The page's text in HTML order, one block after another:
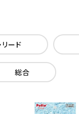
リード
総合